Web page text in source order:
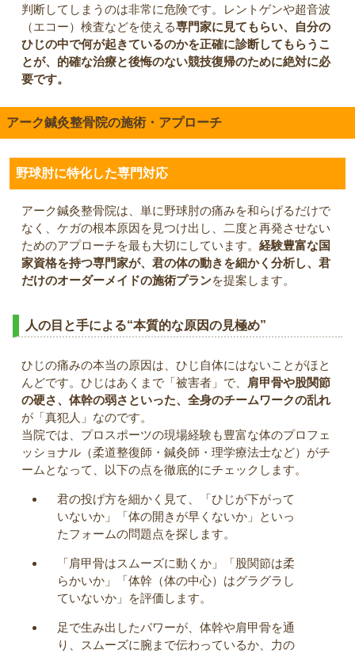
判断してしまうのは非常に危険です。レントゲンや超音波
（エコー）検査などを使える専門家に見てもらい、自分の
ひじの中で何が起きているのかを正確に診断してもらうこ
とが、的確な治療と後悔のない競技復帰のために絶対に必
要です。
アーク鍼灸整骨院の施術・アプローチ
野球肘に特化した専門対応
アーク鍼灸整骨院は、単に野球肘の痛みを和らげるだけで
なく、ケガの根本原因を見つけ出し、二度と再発させない
ためのアプローチを最も大切にしています。 経験豊富な国
家資格を持つ専門家が、君の体の動きを細かく分析し、君
だけのオーダーメイドの施術プランを提案します。
人の目と手による“本質的な原因の見極め”
ひじの痛みの本当の原因は、ひじ自体にはないことがほと
んどです。ひじはあくまで「被害者」で、
肩甲骨や股関節
の硬さ、体幹の弱さといった、全身のチームワークの乱れ
が「真犯人」なのです。
当院では、プロスポーツの現場経験も豊富な体のプロフェ
ッショナル（柔道整復師・鍼灸師・理学療法士など）がチ
ームとなって、以下の点を徹底的にチェックします。
君の投げ方を細かく見て、「ひじが下がって
いないか」「体の開きが早くないか」といっ
たフォームの問題点を探します。
「肩甲骨はスムーズに動くか」「股関節は柔
らかいか」「体幹（体の中心）はグラグラし
ていないか」を評価します。
足で生み出したパワーが、体幹や肩甲骨を通
り、スムーズに腕まで伝わっているか、力の